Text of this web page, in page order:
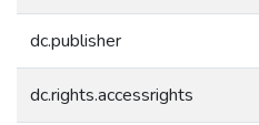
dc.publisher
dc.rights.accessrights